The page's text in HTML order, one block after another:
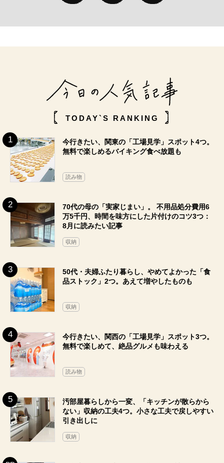
TODAY`S RANKING
今行きたい、関東の「工場見学」スポット4つ。
無料で楽しめるバイキング食べ放題も
読み物
70代の母の「実家じまい」。 不用品処分費用6
万5千円、時間を味方にした片付けのコツ3つ：
8月に読みたい記事
収納
50代・夫婦ふたり暮らし、やめてよかった「食
品ストック」2つ。あえて増やしたものも
収納
今行きたい、関西の「工場見学」スポット3つ。
無料で楽しめて、絶品グルメも味わえる
読み物
汚部屋暮らしから一変、「キッチンが散らから
ない」収納の工夫4つ。小さな工夫で戻しやすい
引き出しに
収納